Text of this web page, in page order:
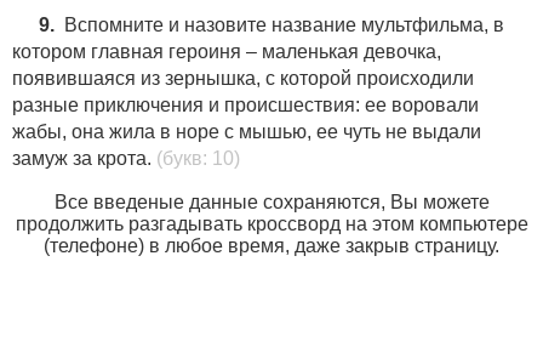
9. Вспомните и назовите название мультфильма, в
котором главная героиня – маленькая девочка,
появившаяся из зернышка, с которой происходили
разные приключения и происшествия: ее воровали
жабы, она жила в норе с мышью, ее чуть не выдали
замуж за крота. (букв: 10)
Все введеные данные сохраняются, Вы можете
продолжить разгадывать кроссворд на этом компьютере
(телефоне) в любое время, даже закрыв страницу.